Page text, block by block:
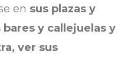
en sus plazas y
y callejuelas y
ver sus